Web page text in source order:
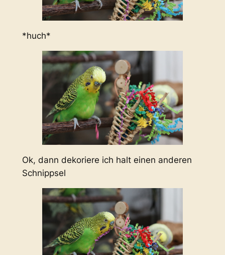
*huch*
Ok, dann dekoriere ich halt einen anderen
Schnippsel